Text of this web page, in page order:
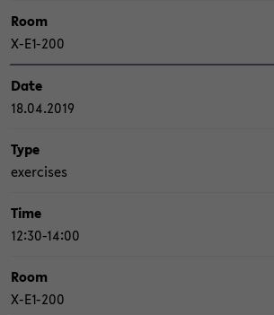
Room
X-​E1-200
Date
18.04.2019
Type
ex­er­ci­s­es
Time
12:30-14:00
Room
X-​E1-200